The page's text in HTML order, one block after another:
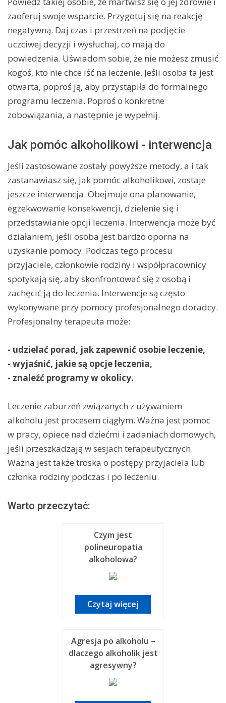
zaoferuj swoje wsparcie. Przygotuj się na reakcję
negatywną. Daj czas i przestrzeń na podjęcie
uczciwej decyzji i wysłuchaj, co mają do
powiedzenia. Uświadom sobie, że nie możesz zmusić
kogoś, kto nie chce iść na leczenie. Jeśli osoba ta jest
otwarta, poproś ją, aby przystąpiła do formalnego
programu leczenia. Poproś o konkretne
zobowiązania, a następnie je wypełnij.
Jak pomóc alkoholikowi - interwencja
Jeśli zastosowane zostały powyższe metody, a i tak
zastanawiasz się, jak pomóc alkoholikowi, zostaje
jeszcze interwencja. Obejmuje ona planowanie,
egzekwowanie konsekwencji, dzielenie się i
przedstawianie opcji leczenia. Interwencja może być
działaniem, jeśli osoba jest bardzo oporna na
uzyskanie pomocy. Podczas tego procesu
przyjaciele, członkowie rodziny i współpracownicy
spotykają się, aby skonfrontować się z osobą i
zachęcić ją do leczenia. Interwencje są często
wykonywane przy pomocy profesjonalnego doradcy.
Profesjonalny terapeuta może:
- udzielać porad, jak zapewnić osobie leczenie,
- wyjaśnić, jakie są opcje leczenia,
- znaleźć programy w okolicy.
Leczenie zaburzeń związanych z używaniem
alkoholu jest procesem ciągłym. Ważna jest pomoc
w pracy, opiece nad dziećmi i zadaniach domowych,
jeśli przeszkadzają w sesjach terapeutycznych.
Ważna jest także troska o postępy przyjaciela lub
członka rodziny podczas i po leczeniu.
Warto przeczytać:
Czym jest
polineuropatia
alkoholowa?
Czytaj więcej
Agresja po alkoholu –
dlaczego alkoholik jest
agresywny?